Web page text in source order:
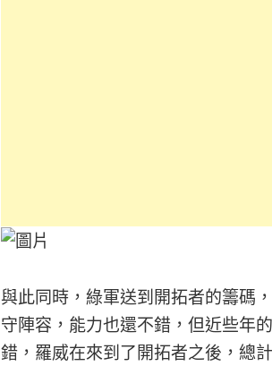
與此同時，綠軍送到開拓者的籌碼
守陣容，能力也還不錯，但近些年
錯，羅威在來到了開拓者之後，總